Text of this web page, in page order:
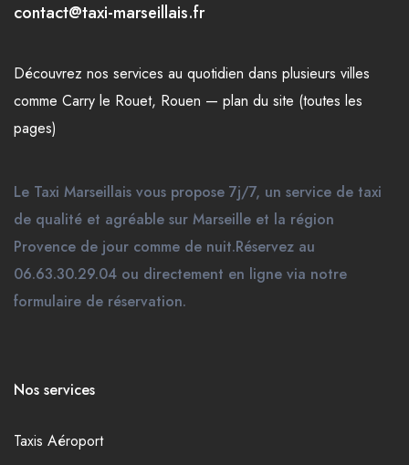
contact@taxi-marseillais.fr
Découvrez nos services au quotidien dans plusieurs villes
comme Carry le Rouet, Rouen — plan du site (toutes les
pages)
Le Taxi Marseillais vous propose 7j/7, un service de taxi
de qualité et agréable sur Marseille et la région
Provence de jour comme de nuit.Réservez au
06.63.30.29.04 ou directement en ligne via notre
formulaire de réservation.
Nos services
Taxis Aéroport